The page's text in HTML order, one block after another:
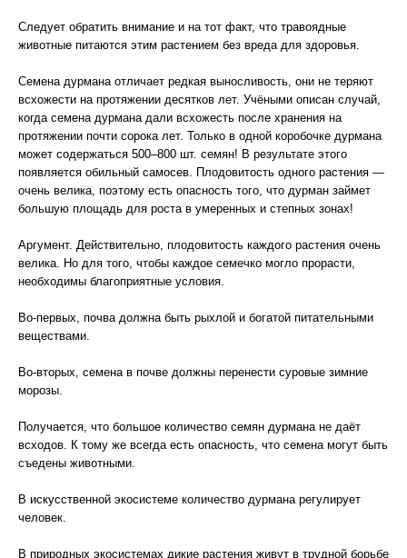
Следует обратить внимание и на тот факт, что травоядные
животные питаются этим растением без вреда для здоровья.
Семена дурмана отличает редкая выносливость, они не теряют
всхожести на протяжении десятков лет. Учёными описан случай,
когда семена дурмана дали всхожесть после хранения на
протяжении почти сорока лет. Только в одной коробочке дурмана
может содержаться 500–800 шт. семян! В результате этого
появляется обильный самосев. Плодовитость одного растения —
очень велика, поэтому есть опасность того, что дурман займет
большую площадь для роста в умеренных и степных зонах!
Аргумент. Действительно, плодовитость каждого растения очень
велика. Но для того, чтобы каждое семечко могло прорасти,
необходимы благоприятные условия.
Во-первых, почва должна быть рыхлой и богатой питательными
веществами.
Во-вторых, семена в почве должны перенести суровые зимние
морозы.
Получается, что большое количество семян дурмана не даёт
всходов. К тому же всегда есть опасность, что семена могут быть
съедены животными.
В искусственной экосистеме количество дурмана регулирует
человек.
В природных экосистемах дикие растения живут в трудной борьбе